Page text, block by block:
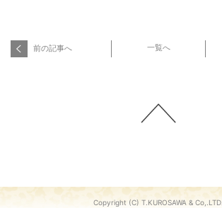
前の記事へ 一覧へ
Copyright (C) T.KUROSAWA & Co,.LTD.